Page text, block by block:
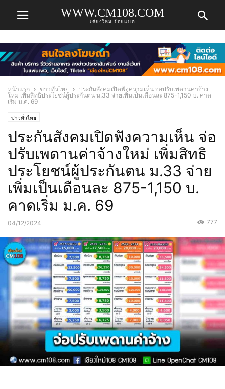
WWW.CM108.COM
เชียงใหม่ ร้อยแปด
หน้าแรก ข่าวทั่วไทย
ประกันสังคมเปิดฟังความเห็น จ่อปรับเพดานค่าจ้าง
ใหม่ เพิ่มสิทธิประโยชน์ผู้ประกันตน ม.33 จ่ายเพิ่มเป็นเดือนละ 875-1,150 บ. คาด
เริ่ม ม.ค. 69
ข่าวทั่วไทย
ประกันสังคมเปิดฟังความเห็น จ่อ
ปรับเพดานค่าจ้างใหม่ เพิ่มสิทธิ
ประโยชน์ผู้ประกันตน ม.33 จ่าย
เพิ่มเป็นเดือนละ 875-1,150 บ.
คาดเริ่ม ม.ค. 69
04/12/2024 777